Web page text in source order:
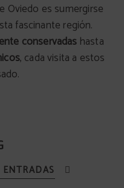
Oviedo es sumergirse
fascinante región.
conservadas hasta
, cada visita a estos